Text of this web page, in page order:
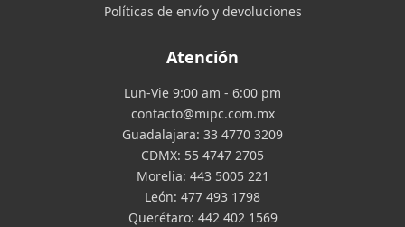
Políticas de envío y devoluciones
Atención
Lun-Vie 9:00 am - 6:00 pm
contacto@mipc.com.mx
Guadalajara: 33 4770 3209
CDMX: 55 4747 2705
Morelia: 443 5005 221
León: 477 493 1798
Querétaro: 442 402 1569